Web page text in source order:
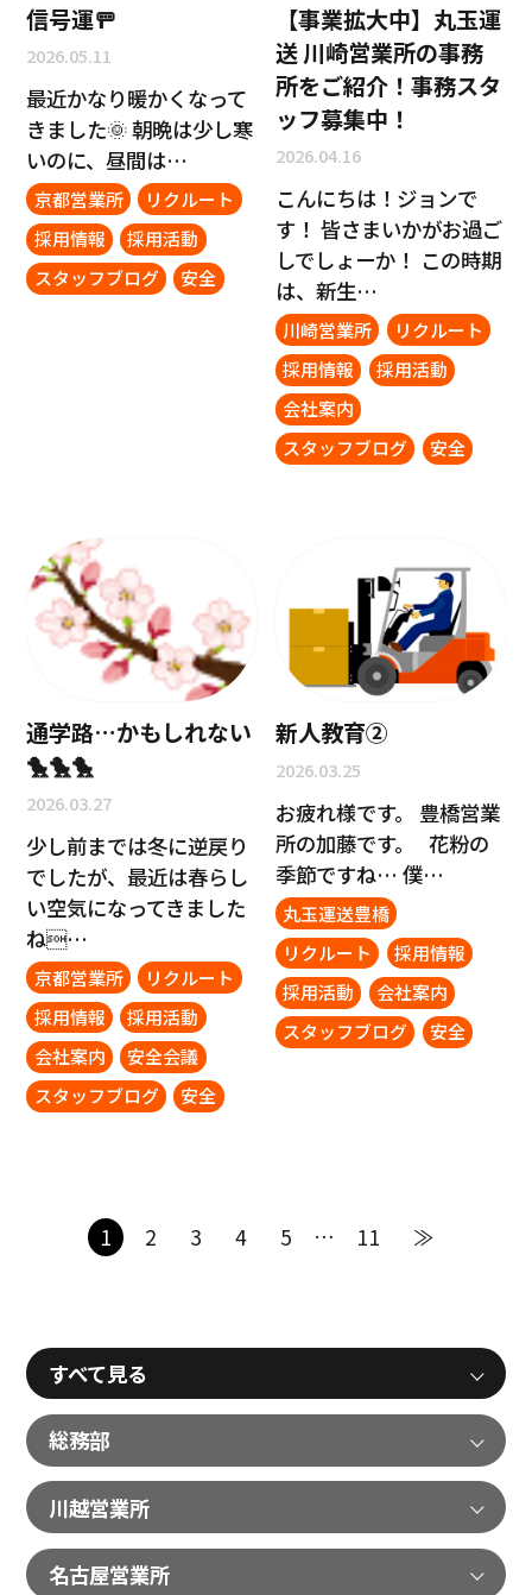
信号運🚥
2026.05.11
最近かなり暖かくなって
きました🌞 朝晩は少し寒
いのに、昼間は…
京都営業所
リクルート
採用情報
採用活動
スタッフブログ
安全
【事業拡大中】丸玉運
送 川崎営業所の事務
所をご紹介！事務スタ
ッフ募集中！
2026.04.16
こんにちは！ジョンで
す！ 皆さまいかがお過ご
しでしょーか！ この時期
は、新生…
川崎営業所
リクルート
採用情報
採用活動
会社案内
スタッフブログ
安全
通学路…かもしれない
🐤🐤🐤
2026.03.27
少し前までは冬に逆戻り
でしたが、最近は春らし
い空気になってきました
ね…
京都営業所
リクルート
採用情報
採用活動
会社案内
安全会議
スタッフブログ
安全
新人教育②
2026.03.25
お疲れ様です。 豊橋営業
所の加藤です。 花粉の
季節ですね… 僕…
丸玉運送豊橋
リクルート
採用情報
採用活動
会社案内
スタッフブログ
安全
1 2 3 4 5 … 11 ≫
すべて見る
総務部
川越営業所
名古屋営業所